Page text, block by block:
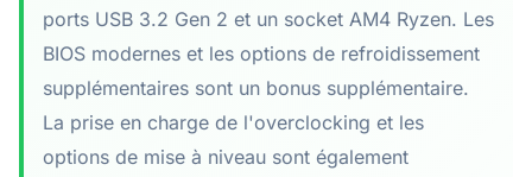
ports USB 3.2 Gen 2 et un socket AM4 Ryzen. Les
BIOS modernes et les options de refroidissement
supplémentaires sont un bonus supplémentaire.
La prise en charge de l'overclocking et les
options de mise à niveau sont également